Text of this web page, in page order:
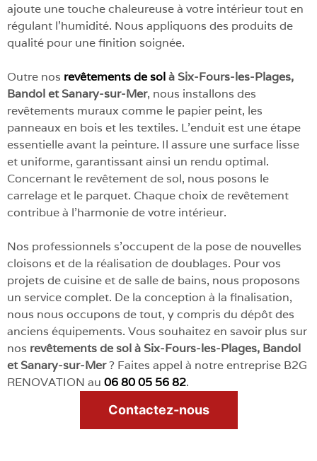
ajoute une touche chaleureuse à votre intérieur tout en
régulant l’humidité. Nous appliquons des produits de
qualité pour une finition soignée.
Outre nos revêtements de solà Six-Fours-les-Plages,
Bandol et Sanary-sur-Mer, nous installons des
revêtements muraux comme le papier peint, les
panneaux en bois et les textiles. L’enduit est une étape
essentielle avant la peinture. Il assure une surface lisse
et uniforme, garantissant ainsi un rendu optimal.
Concernant le revêtement de sol, nous posons le
carrelage et le parquet. Chaque choix de revêtement
contribue à l’harmonie de votre intérieur.
Nos professionnels s’occupent de la pose de nouvelles
cloisons et de la réalisation de doublages. Pour vos
projets de cuisine et de salle de bains, nous proposons
un service complet. De la conception à la finalisation,
nous nous occupons de tout, y compris du dépôt des
anciens équipements. Vous souhaitez en savoir plus sur
nos revêtements de sol à Six-Fours-les-Plages, Bandol
et Sanary-sur-Mer? Faites appel à notre entreprise B2G
RENOVATION au 06 80 05 56 82.
Contactez-nous